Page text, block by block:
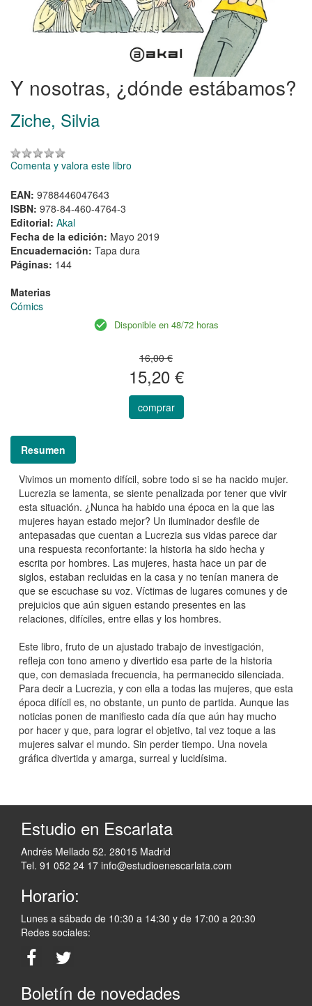
Y nosotras, ¿dónde estábamos?
Ziche, Silvia
Comenta y valora este libro
EAN: 9788446047643
ISBN: 978-84-460-4764-3
Editorial: Akal
Fecha de la edición: Mayo 2019
Encuadernación: Tapa dura
Páginas: 144
Materias
Cómics
Disponible en 48/72 horas
16,00 €
15,20 €
comprar
Resumen
Vivimos un momento difícil, sobre todo si se ha nacido mujer.
Lucrezia se lamenta, se siente penalizada por tener que vivir
esta situación. ¿Nunca ha habido una época en la que las
mujeres hayan estado mejor? Un iluminador desfile de
antepasadas que cuentan a Lucrezia sus vidas parece dar
una respuesta reconfortante: la historia ha sido hecha y
escrita por hombres. Las mujeres, hasta hace un par de
siglos, estaban recluidas en la casa y no tenían manera de
que se escuchase su voz. Víctimas de lugares comunes y de
prejuicios que aún siguen estando presentes en las
relaciones, difíciles, entre ellas y los hombres.
Este libro, fruto de un ajustado trabajo de investigación,
refleja con tono ameno y divertido esa parte de la historia
que, con demasiada frecuencia, ha permanecido silenciada.
Para decir a Lucrezia, y con ella a todas las mujeres, que esta
época difícil es, no obstante, un punto de partida. Aunque las
noticias ponen de manifiesto cada día que aún hay mucho
por hacer y que, para lograr el objetivo, tal vez toque a las
mujeres salvar el mundo. Sin perder tiempo. Una novela
gráfica divertida y amarga, surreal y lucidísima.
Estudio en Escarlata
Andrés Mellado 52. 28015 Madrid
Tel. 91 052 24 17 info@estudioenescarlata.com
Horario:
Lunes a sábado de 10:30 a 14:30 y de 17:00 a 20:30
Redes sociales:
Boletín de novedades